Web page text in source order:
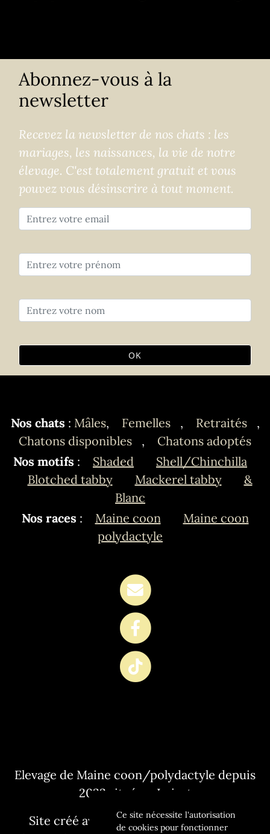
Abonnez-vous à la
newsletter
Recevez la newsletter de nos chats : les
mariages, les naissances, la vie de notre
élevage. C'est totalement gratuit et vous
pouvez vous désinscrire à tout moment.
OK
Nos chats : Mâles, Femelles , Retraités
,
Chatons disponibles
,
Chatons adoptés
Nos motifs : Shaded
Shell/Chinchilla
Blotched tabby
Mackerel tabby
&
Blanc
Nos races : Maine coon
Maine coon
polydactyle
Elevage de Maine coon/polydactyle depuis
2022 situé en Loiret
Site créé avec
WeBreed- Copyright©
Ce site nécessite l'autorisation
de cookies pour fonctionner